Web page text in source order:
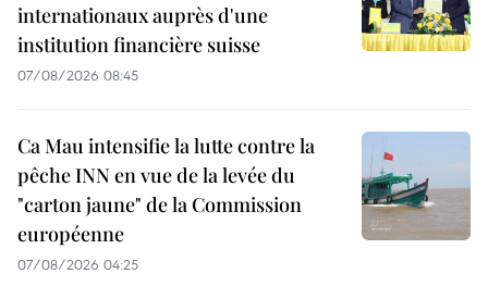
internationaux auprès d'une
institution financière suisse
07/08/2026 08:45
Ca Mau intensifie la lutte contre la
pêche INN en vue de la levée du
"carton jaune" de la Commission
européenne
07/08/2026 04:25